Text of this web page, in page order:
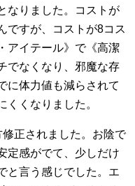
なりました。コストが
ですが、コストが8コス
アイテール》で《高潔
でなくなり、邪魔な存
に体力値も減らされて
くくなりました。
修正されました。お陰で
定感がでて、少しだけ
と言う感じでした。エ